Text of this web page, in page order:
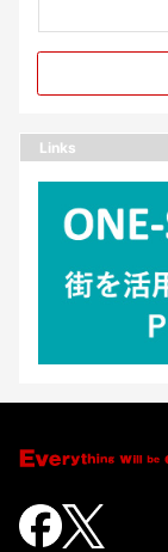
Links